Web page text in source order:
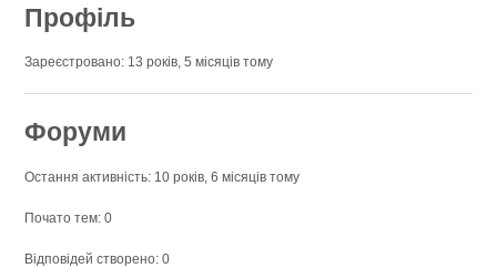
Профіль
Зареєстровано: 13 років, 5 місяців тому
Форуми
Остання активність: 10 років, 6 місяців тому
Почато тем: 0
Відповідей створено: 0